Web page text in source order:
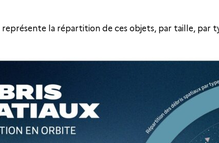
représente la répartition de ces objets, par taille, par